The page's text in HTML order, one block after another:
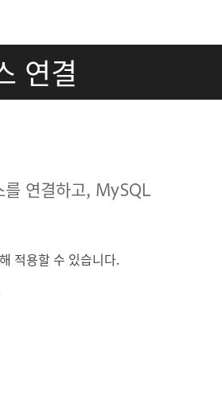
연결
연결하고, MySQL
적용할 수 있습니다.